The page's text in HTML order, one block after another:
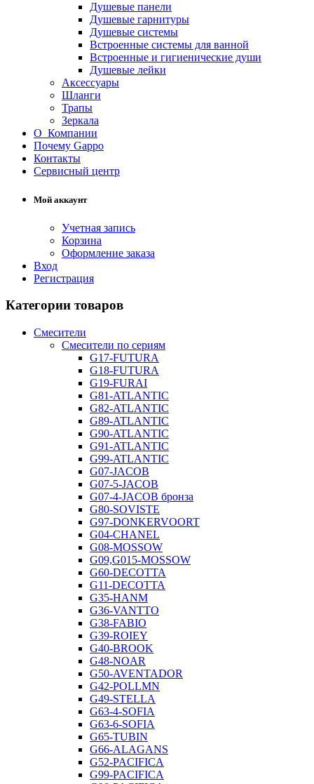
Душевые панели
Душевые гарнитуры
Душевые системы
Встроенные системы для ванной
Встроенные и гигиенические души
Душевые лейки
Аксессуары
Шланги
Трапы
Зеркала
О Компании
Почему Gappo
Контакты
Сервисный центр
Мой аккаунт
Учетная запись
Корзина
Оформление заказа
Вход
Регистрация
Категории товаров
Смесители
Смесители по сериям
G17-FUTURA
G18-FUTURA
G19-FURAI
G81-ATLANTIC
G82-ATLANTIC
G89-ATLANTIC
G90-ATLANTIC
G91-ATLANTIC
G99-ATLANTIC
G07-JACOB
G07-5-JACOB
G07-4-JACOB бронза
G80-SOVISTE
G97-DONKERVOORT
G04-CHANEL
G08-MOSSOW
G09,G015-MOSSOW
G60-DECOTTA
G11-DECOTTA
G35-HANM
G36-VANTTO
G38-FABIO
G39-ROIEY
G40-BROOK
G48-NOAR
G50-AVENTADOR
G42-POLLMN
G49-STELLA
G63-4-SOFIA
G63-6-SOFIA
G65-TUBIN
G66-ALAGANS
G52-PACIFICA
G99-PACIFICA